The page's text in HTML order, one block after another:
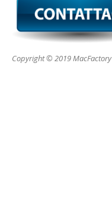
Copyright © 2019 MacFactory